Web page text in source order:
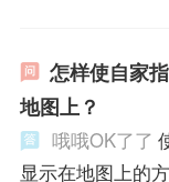
怎样使自家
地图上？
哦哦OK了了
显示在地图上的